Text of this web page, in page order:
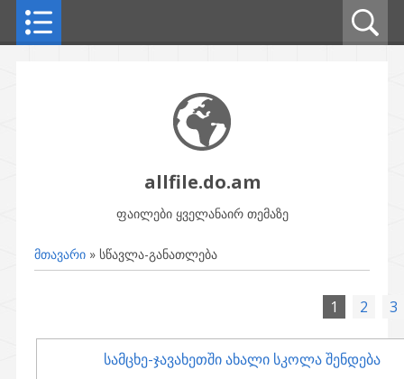
allfile.do.am
ფაილები ყველანაირ თემაზე
მთავარი » სწავლა-განათლება
1 2 3
სამცხე-ჯავახეთში ახალი სკოლა შენდება